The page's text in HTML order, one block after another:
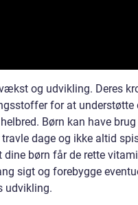
og udvikling. Deres
for at understøtte
Børn kan have
dage og ikke altid
børn får de rette
sigt og forebygge
udvikling.